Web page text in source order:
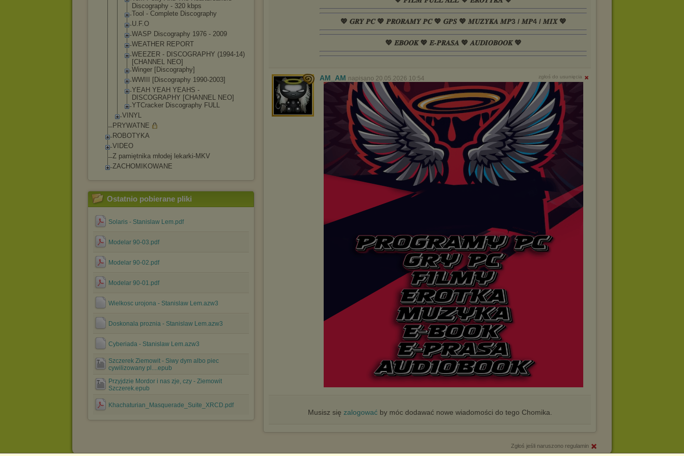
Discography - 320 kbps
Tool - Complete Discography
U.F.O
WASP Discography 1976 - 2009
WEATHER REPORT
WEEZER - DISCOGRAPHY (1994-14)
[CHANNEL NEO]
Winger [Discography]
WWIII [Discography 1990-2003]
YEAH YEAH YEAHS -
DISCOGRAPHY [CHANNEL NEO]
YTCracker Discography FULL
VINYL
PRYWATNE
ROBOTYKA
VIDEO
Z pamiętnika młodej lekarki-MKV
ZACHOMIKOWANE
Ostatnio pobierane pliki
Solaris - Stanislaw Lem.pdf
Modelar 90-03.pdf
Modelar 90-02.pdf
Modelar 90-01.pdf
Wielkosc urojona - Stanislaw Lem.azw3
Doskonala proznia - Stanislaw Lem.azw3
Cyberiada - Stanislaw Lem.azw3
Szczerek Ziemowit - Siwy dym albo piec
cywilizowany pl....epub
Przyjdzie Mordor i nas zje, czy - Ziemowit
Szczerek.epub
Khachaturian_Masquerade_Suite_XRCD.pdf
💖 𝑮𝑹𝒀 𝑷𝑪 💖 𝑷𝑹𝑶𝑹𝑨𝑴𝒀 𝑷𝑪 💖 𝑮𝑷𝑺 💖 𝑴𝑼𝒁𝒀𝑲𝑨 𝑴𝑷3 / 𝑴𝑷4 / 𝑴𝑰𝑿 💖
💖 𝑬𝑩𝑶𝑶𝑲 💖 𝑬-𝑷𝑹𝑨𝑺𝑨 💖 𝑨𝑼𝑫𝑰𝑶𝑩𝑶𝑶𝑲 💖
AM_AM napisano 20.05.2026 10:54 zgłoś do usunięcia
Musisz się zalogowaćby móc dodawać nowe wiadomości do tego Chomika.
Zgłoś jeśli naruszono regulamin